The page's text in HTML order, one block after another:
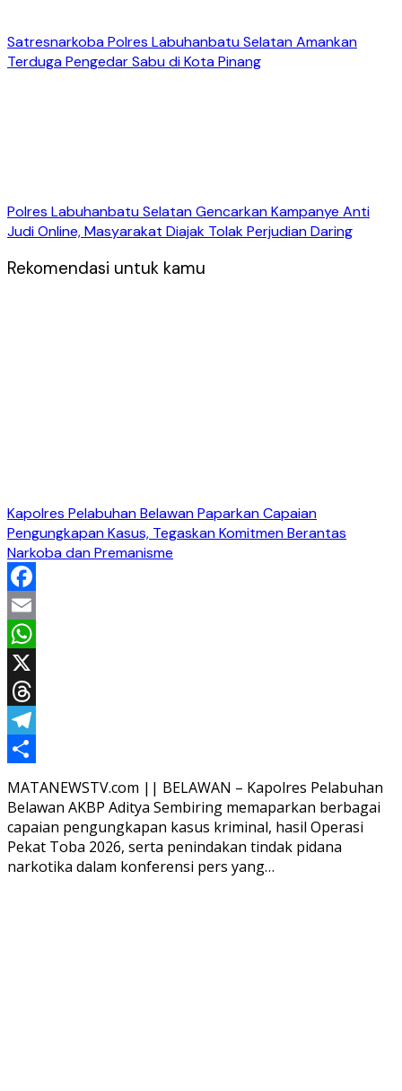
Satresnarkoba Polres Labuhanbatu Selatan Amankan
Terduga Pengedar Sabu di Kota Pinang
Polres Labuhanbatu Selatan Gencarkan Kampanye Anti
Judi Online, Masyarakat Diajak Tolak Perjudian Daring
Rekomendasi untuk kamu
Kapolres Pelabuhan Belawan Paparkan Capaian
Pengungkapan Kasus, Tegaskan Komitmen Berantas
Narkoba dan Premanisme
Facebook
Email
WhatsApp
X
Threads
Telegram
Share
MATANEWSTV.com || BELAWAN – Kapolres Pelabuhan
Belawan AKBP Aditya Sembiring memaparkan berbagai
capaian pengungkapan kasus kriminal, hasil Operasi
Pekat Toba 2026, serta penindakan tindak pidana
narkotika dalam konferensi pers yang…